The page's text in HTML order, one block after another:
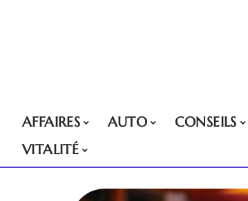
AFFAIRES AUTO CONSEILS
VITALITÉ